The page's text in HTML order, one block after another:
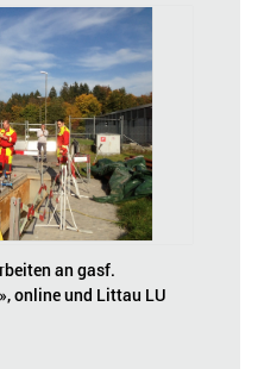
an gasf.
online und Littau LU